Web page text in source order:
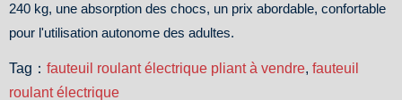
240 kg, une absorption des chocs, un prix abordable, confortable
pour l'utilisation autonome des adultes.
Tag： fauteuil roulant électrique pliant à vendre, fauteuil
roulant électrique